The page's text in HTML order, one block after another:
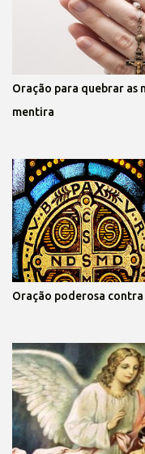
Oração para quebrar as
mentira
Oração poderosa